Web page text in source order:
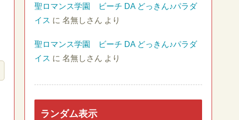
聖ロマンス学園 ビーチ DA どっきん♪パラダ
イス に 名無しさん より
聖ロマンス学園 ビーチ DA どっきん♪パラダ
イス に 名無しさん より
ランダム表示